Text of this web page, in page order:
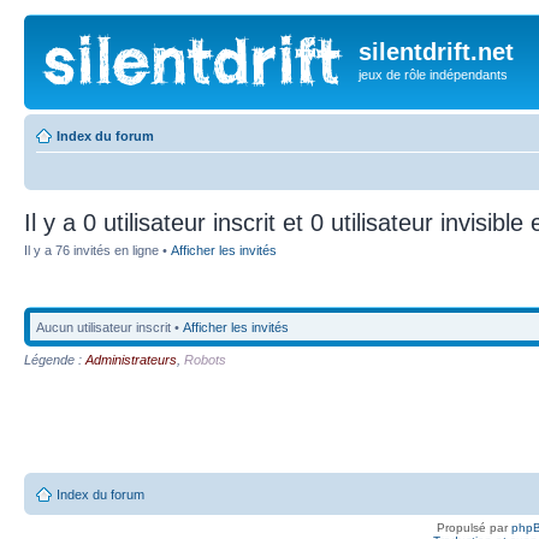
silentdrift.net
jeux de rôle indépendants
Index du forum
Il y a 0 utilisateur inscrit et 0 utilisateur invisible
Il y a 76 invités en ligne • Afficher les invités
Aucun utilisateur inscrit • Afficher les invités
Légende : Administrateurs Robots
Index du forum
Propulsé par